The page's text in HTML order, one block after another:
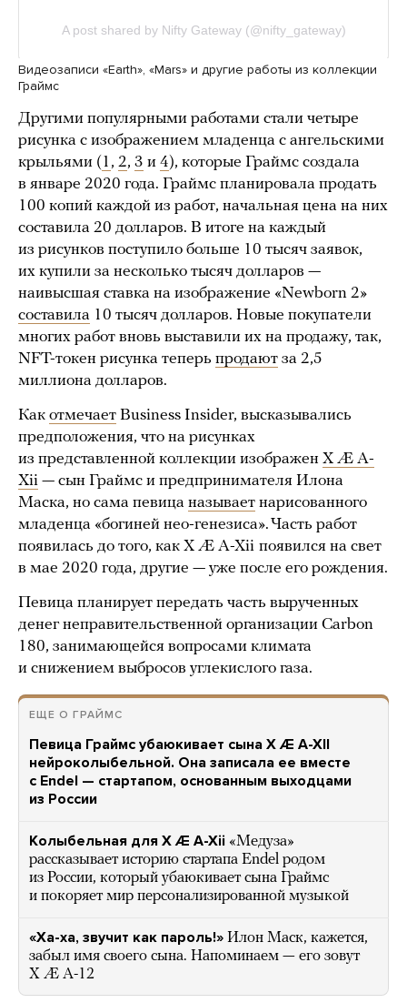
Видеозаписи «Earth», «Mars» и другие работы из коллекции
Граймс
Другими популярными работами стали четыре
рисунка с изображением младенца с ангельскими
крыльями ( 1 , 2, 3 и 4), которые Граймс создала
в январе 2020 года. Граймс планировала продать
100 копий каждой из работ, начальная цена на них
составила 20 долларов. В итоге на каждый
из рисунков поступило больше 10 тысяч заявок,
их купили за несколько тысяч долларов —
наивысшая ставка на изображение «Newborn 2»
составила 10 тысяч долларов. Новые покупатели
многих работ вновь выставили их на продажу, так,
NFT-токен рисунка теперь продают за 2,5
миллиона долларов.
Как отмечает Business Insider, высказывались
предположения, что на рисунках
из представленной коллекции изображен X Æ A-
Xii — сын Граймс и предпринимателя Илона
Маска, но сама певица называет нарисованного
младенца «богиней нео-генезиса». Часть работ
появилась до того, как X Æ A-Xii появился на свет
в мае 2020 года, другие — уже после его рождения.
Певица планирует передать часть вырученных
денег неправительственной организации Carbon
180, занимающейся вопросами климата
и снижением выбросов углекислого газа.
ЕЩЕ О ГРАЙМС
Певица Граймс убаюкивает сына X Æ A-XII
нейроколыбельной. Она записала ее вместе
с Endel — стартапом, основанным выходцами
из России
Колыбельная для X Æ A-Xii «Медуза»
рассказывает историю стартапа Endel родом
из России, который убаюкивает сына Граймс
и покоряет мир персонализированной музыкой
«Ха-ха, звучит как пароль!» Илон Маск, кажется,
забыл имя своего сына. Напоминаем — его зовут
X Æ A-12